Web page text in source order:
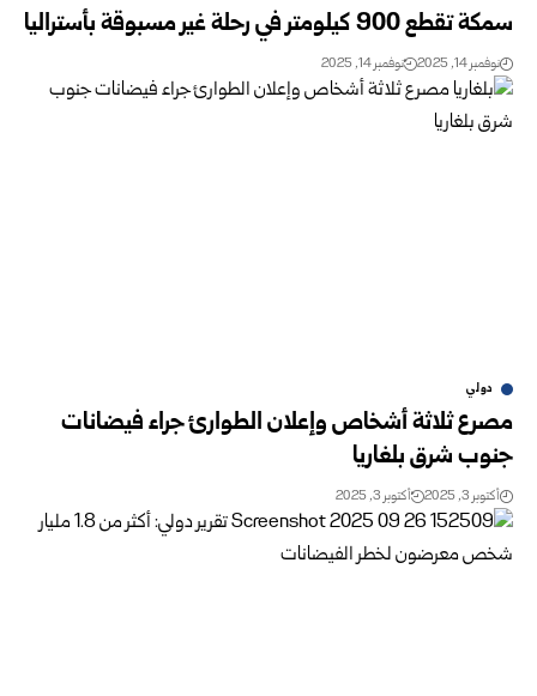
سمكة تقطع 900 كيلومتر في رحلة غير مسبوقة بأستراليا
نوفمبر 14, 2025 نوفمبر 14, 2025
دولي
مصرع ثلاثة أشخاص وإعلان الطوارئ جراء فيضانات
جنوب شرق بلغاريا
أكتوبر 3, 2025 أكتوبر 3, 2025